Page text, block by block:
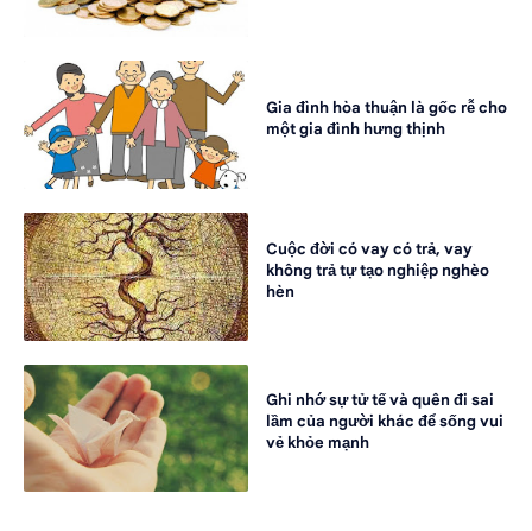
Gia đình hòa thuận là gốc rễ cho
một gia đình hưng thịnh
Cuộc đời có vay có trả, vay
không trả tự tạo nghiệp nghèo
hèn
Ghi nhớ sự tử tế và quên đi sai
lầm của người khác để sống vui
vẻ khỏe mạnh